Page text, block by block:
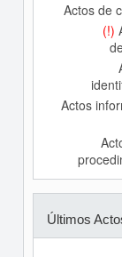
Actos de
(!)
Actos
Últimos